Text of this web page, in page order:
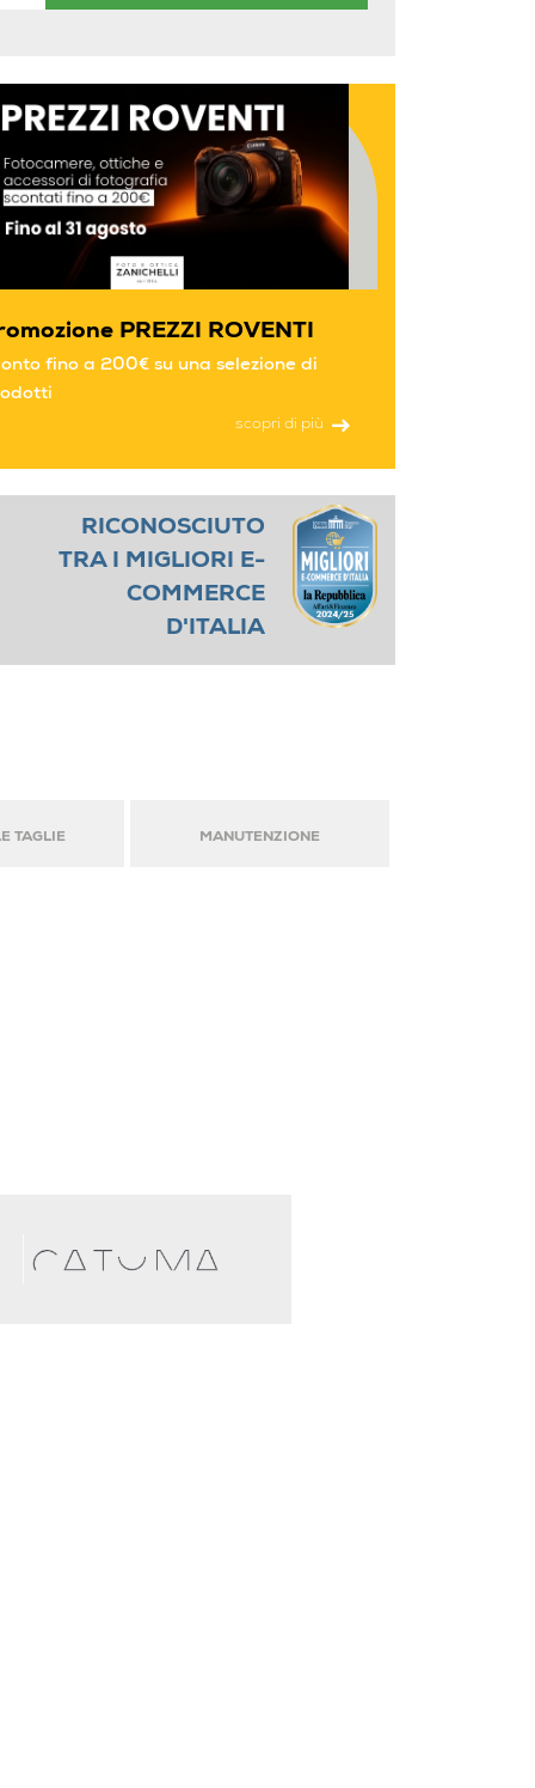
PREZZI ROVENTI
fino a 200€ su una selezione di
scopri di più
RICONOSCIUTO
TRA I MIGLIORI E-
COMMERCE
D'ITALIA
TAGLIE MANUTENZIONE